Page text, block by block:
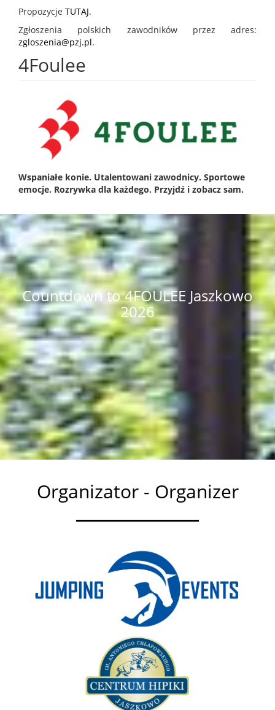
Propozycje TUTAJ.
Zgłoszenia polskich zawodników przez adres:
zgloszenia@pzj.pl.
4Foulee
Wspaniałe konie. Utalentowani zawodnicy. Sportowe
emocje. Rozrywka dla każdego. Przyjdź i zobacz sam.
Countdown to 4FOULEE Jaszkowo
2026
Organizator - Organizer